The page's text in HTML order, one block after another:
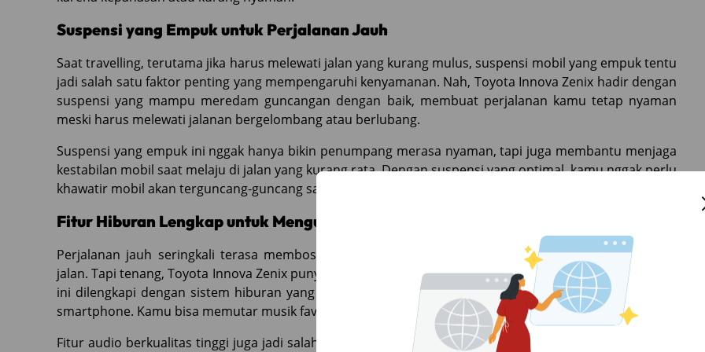
Suspensi yang Empuk untuk Perjalanan Jauh
Saat travelling, terutama jika harus melewati jalan yang kurang mulus, suspensi mobil yang empuk tentu
jadi salah satu faktor penting yang mempengaruhi kenyamanan. Nah, Toyota Innova Zenix hadir dengan
suspensi yang mampu meredam guncangan dengan baik, membuat perjalanan kamu tetap nyaman
meski harus melewati jalanan bergelombang atau berlubang.
Suspensi yang empuk ini nggak hanya bikin penumpang merasa nyaman, tapi juga membantu menjaga
kestabilan mobil saat melaju di jalan yang kurang rata. Dengan suspensi yang optimal, kamu nggak perlu
khawatir mobil akan terguncang-guncang saat melewati jalan yang tidak mulus.
Fitur Hiburan Lengkap untuk Mengusir Kebosanan
Perjalanan jauh seringkali terasa membosankan, apalagi jika harus menempuh waktu berjam-jam di
jalan. Tapi tenang, Toyota Innova Zenix punya solusi buat mengusir kebosanan selama perjalanan. Mobil
ini dilengkapi dengan sistem hiburan yang canggih, seperti layar sentuh yang bisa terhubung dengan
smartphone. Kamu bisa memutar musik favorit, video, atau bahkan podcast selama perjalanan.
Fitur audio berkualitas tinggi juga jadi salah satu keunggulan Innova Zenix. Suara yang dihasilkan jernih